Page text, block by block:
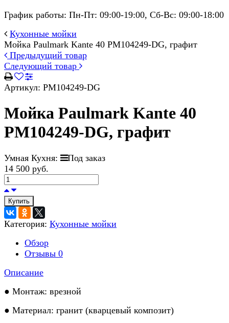
График работы: Пн-Пт: 09:00-19:00, Сб-Вс: 09:00-18:00
Кухонные мойки
Мойка Paulmark Kante 40 PM104249-DG, графит
Предыдущий товар
Следующий товар
Артикул: PM104249-DG
Мойка Paulmark Kante 40
PM104249-DG, графит
Умная Кухня:
Под заказ
14 500 руб.
Купить
Категория: Кухонные мойки
Обзор
Отзывы 0
Описание
● Монтаж: врезной
● Материал: гранит (кварцевый композит)